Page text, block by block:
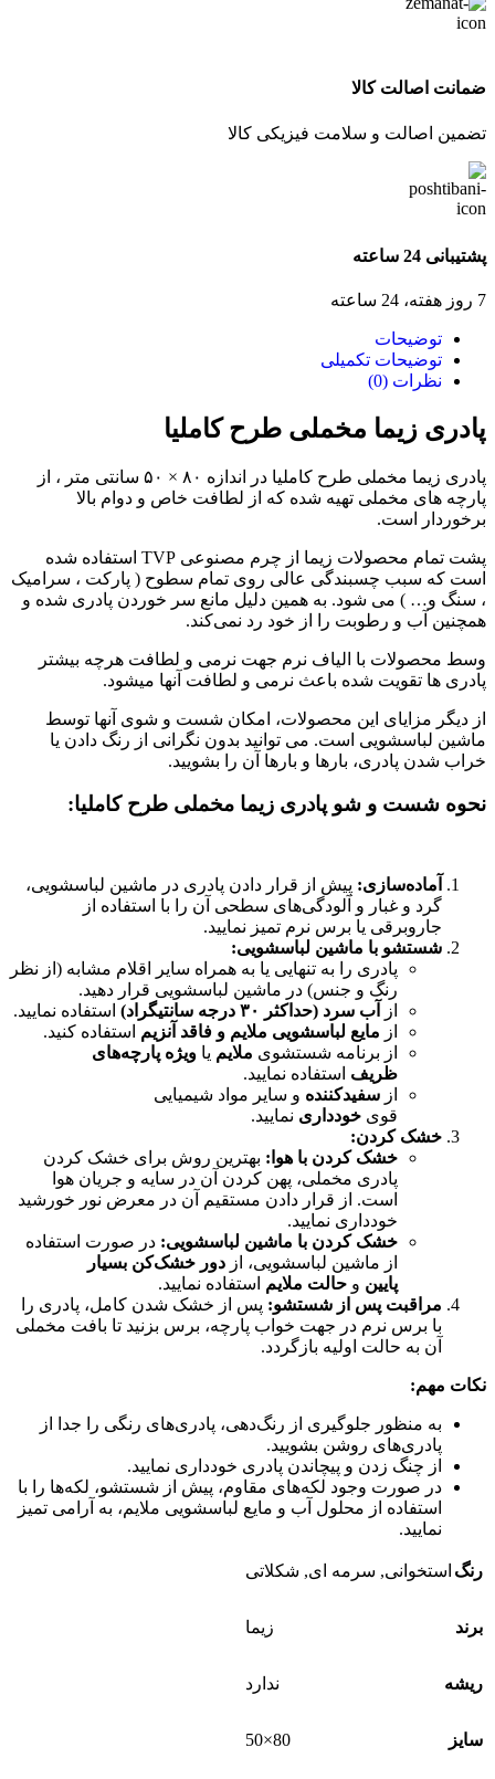
ضمانت اصالت کالا
تضمین اصالت و سلامت فیزیکی کالا
پشتیبانی 24 ساعته
7 روز هفته، 24 ساعته
توضیحات
توضیحات تکمیلی
نظرات (0)
پادری زیما مخملی طرح کاملیا
پادری زیما مخملی طرح کاملیا در اندازه ۸۰ × ۵۰ سانتی متر ، از
پارچه های مخملی تهیه شده که از لطافت خاص و دوام بالا
برخوردار است.
پشت تمام محصولات زیما از چرم مصنوعی TVP استفاده شده
است که سبب چسبندگی عالی روی تمام سطوح ( پارکت ، سرامیک
، سنگ و… ) می شود. به همین دلیل مانع سر خوردن پادری شده و
همچنین آب و رطوبت را از خود رد نمی‌کند.
وسط محصولات با الیاف نرم جهت نرمی و لطافت هرچه بیشتر
پادری ها تقویت شده باعث نرمی و لطافت آنها میشود.
از دیگر مزایای این محصولات، امکان شست و شوی آنها توسط
ماشین لباسشویی است. می توانید بدون نگرانی از رنگ دادن یا
خراب شدن پادری، بارها و بارها آن را بشویید.
نحوه شست و شو پادری زیما مخملی طرح کاملیا:
آماده‌سازی: پیش از قرار دادن پادری در ماشین لباسشویی،
گرد و غبار و آلودگی‌های سطحی آن را با استفاده از
جاروبرقی یا برس نرم تمیز نمایید.
شستشو با ماشین لباسشویی:
پادری را به تنهایی یا به همراه سایر اقلام مشابه (از نظر
رنگ و جنس) در ماشین لباسشویی قرار دهید.
از
آب سرد (حداکثر ۳۰ درجه سانتیگراد)
استفاده نمایید.
از مایع لباسشویی ملایم و فاقد آنزیم استفاده کنید.
از برنامه شستشوی ملایم یا ویژه پارچه‌های
ظریف استفاده نمایید.
از سفیدکننده و سایر مواد شیمیایی
قوی خودداری نمایید.
خشک کردن:
خشک کردن با هوا: بهترین روش برای خشک کردن
پادری مخملی، پهن کردن آن در سایه و جریان هوا
است. از قرار دادن مستقیم آن در معرض نور خورشید
خودداری نمایید.
خشک کردن با ماشین لباسشویی: در صورت استفاده
از ماشین لباسشویی، از دور خشک‌کن بسیار
پایین و حالت ملایم استفاده نمایید.
مراقبت پس از شستشو: پس از خشک شدن کامل، پادری را
با برس نرم در جهت خواب پارچه، برس بزنید تا بافت مخملی
آن به حالت اولیه بازگردد.
نکات مهم:
به منظور جلوگیری از رنگ‌دهی، پادری‌های رنگی را جدا از
پادری‌های روشن بشویید.
از چنگ زدن و پیچاندن پادری خودداری نمایید.
در صورت وجود لکه‌های مقاوم، پیش از شستشو، لکه‌ها را با
استفاده از محلول آب و مایع لباسشویی ملایم، به آرامی تمیز
نمایید.
رنگ استخوانی, سرمه ای, شکلاتی
برند زیما
ریشه ندارد
سایز 80×50